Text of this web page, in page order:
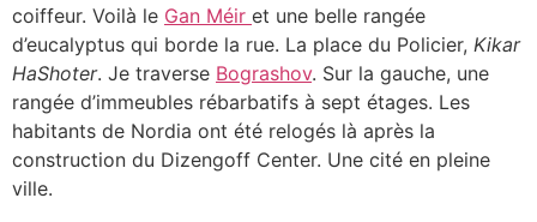
coiffeur. Voilà le Gan Méir et une belle rangée
d’eucalyptus qui borde la rue. La place du Policier, Kikar
HaShoter. Je traverse Bograshov. Sur la gauche, une
rangée d’immeubles rébarbatifs à sept étages. Les
habitants de Nordia ont été relogés là après la
construction du Dizengoff Center. Une cité en pleine
ville.